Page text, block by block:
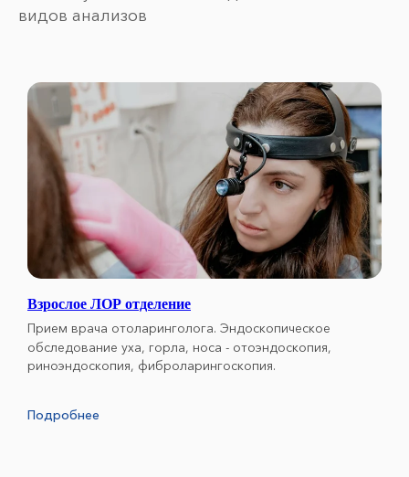
видов анализов
Взрослое ЛОР отделение
Прием врача отоларинголога. Эндоскопическое
обследование уха, горла, носа - отоэндоскопия,
риноэндоскопия, фиброларингоскопия.
Подробнее